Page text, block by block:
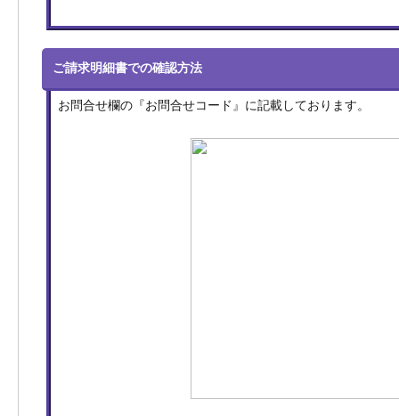
ご請求明細書での確認方法
お問合せ欄の『お問合せコード』に記載しております。